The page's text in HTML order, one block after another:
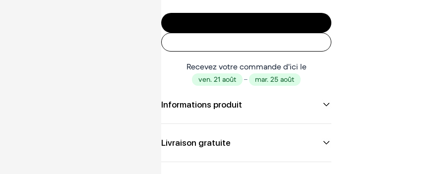
Recevez votre commande d'ici le
ven. 21 août – mar. 25 août
Informations produit
Livraison gratuite